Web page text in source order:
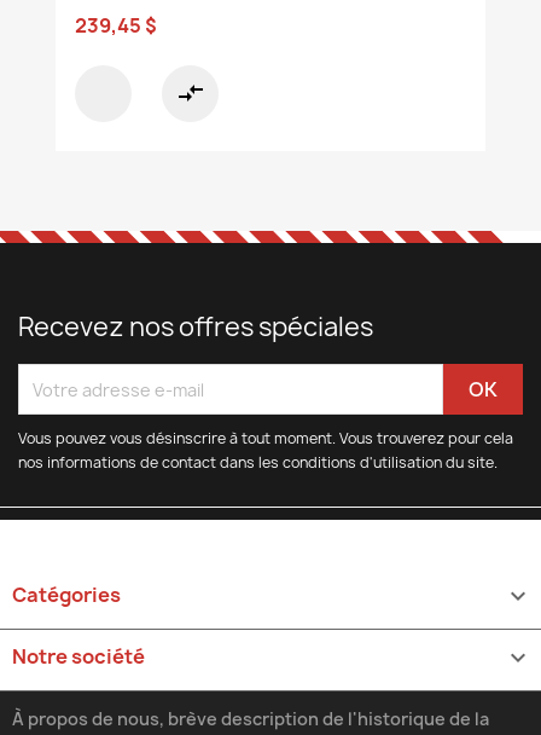
239,45 $
compare_arrows
Recevez nos offres spéciales
Vous pouvez vous désinscrire à tout moment. Vous trouverez pour cela
nos informations de contact dans les conditions d'utilisation du site.
Catégories 
Notre société 
À propos de nous, brève description de l'historique de la